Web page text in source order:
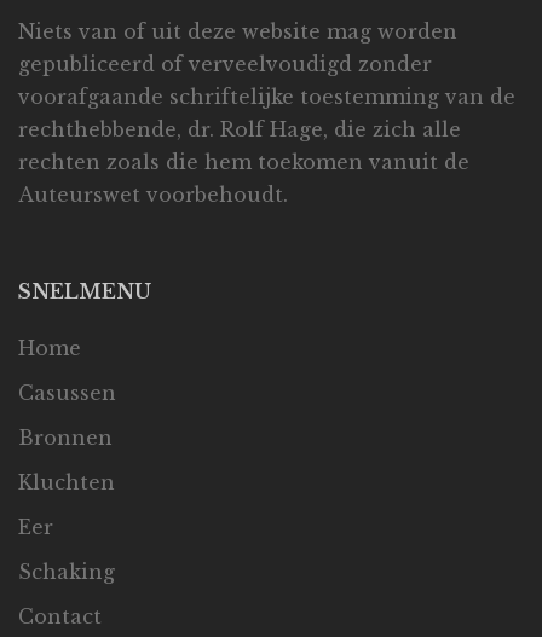
Niets van of uit deze website mag worden
gepubliceerd of verveelvoudigd zonder
voorafgaande schriftelijke toestemming van de
rechthebbende, dr. Rolf Hage, die zich alle
rechten zoals die hem toekomen vanuit de
Auteurswet voorbehoudt.
SNELMENU
Home
Casussen
Bronnen
Kluchten
Eer
Schaking
Contact